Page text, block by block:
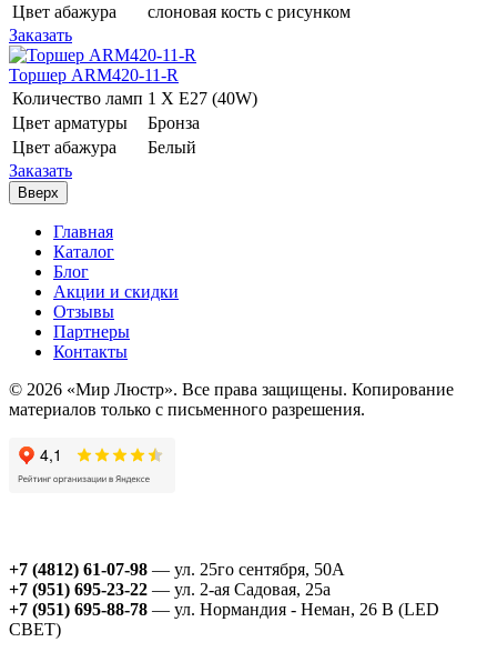
Цвет абажура
слоновая кость с рисунком
Заказать
Торшер ARM420-11-R
Количество ламп 1 Х E27 (40W)
Цвет арматуры
Бронза
Цвет абажура
Белый
Заказать
Вверх
Главная
Каталог
Блог
Акции и скидки
Отзывы
Партнеры
Контакты
© 2026 «Мир Люстр». Все права защищены. Копирование
материалов только с письменного разрешения.
+7 (4812) 61-07-98 — ул. 25го сентября, 50А
+7 (951) 695-23-22 — ул. 2-ая Садовая, 25а
+7 (951) 695-88-78 — ул. Нормандия - Неман, 26 В (LED
СВЕТ)